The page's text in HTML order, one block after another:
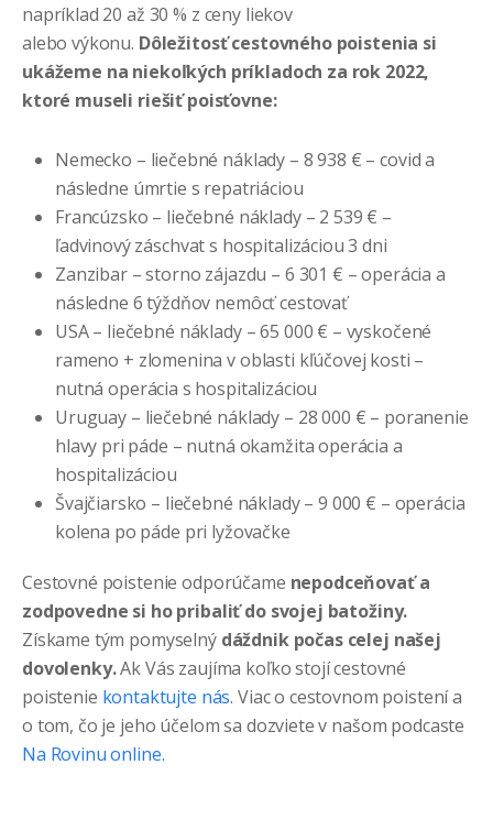
napríklad 20 až 30 % z ceny liekov
alebo výkonu. Dôležitosť cestovného poistenia si
ukážeme na niekoľkých príkladoch za rok 2022,
ktoré museli riešiť poisťovne:
Nemecko – liečebné náklady – 8 938 € – covid a
následne úmrtie s repatriáciou
Francúzsko – liečebné náklady – 2 539 € –
ľadvinový záschvat s hospitalizáciou 3 dni
Zanzibar – storno zájazdu – 6 301 € – operácia a
následne 6 týždňov nemôcť cestovať
USA – liečebné náklady – 65 000 € – vyskočené
rameno + zlomenina v oblasti kľúčovej kosti –
nutná operácia s hospitalizáciou
Uruguay – liečebné náklady – 28 000 € – poranenie
hlavy pri páde – nutná okamžita operácia a
hospitalizáciou
Švajčiarsko – liečebné náklady – 9 000 € – operácia
kolena po páde pri lyžovačke
Cestovné poistenie odporúčame nepodceňovať a
zodpovedne si ho pribaliť do svojej batožiny.
Získame tým pomyselnýdáždnik počas celej našej
dovolenky.Ak Vás zaujíma koľko stojí cestovné
poistenie kontaktujte nás. Viac o cestovnom poistení a
o tom, čo je jeho účelom sa dozviete v našom podcaste
Na Rovinu online.